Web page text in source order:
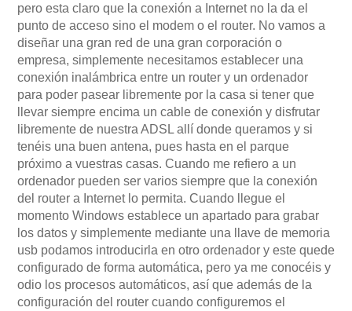
pero esta claro que la conexión a Internet no la da el
punto de acceso sino el modem o el router. No vamos a
diseñar una gran red de una gran corporación o
empresa, simplemente necesitamos establecer una
conexión inalámbrica entre un router y un ordenador
para poder pasear libremente por la casa si tener que
llevar siempre encima un cable de conexión y disfrutar
libremente de nuestra ADSL allí donde queramos y si
tenéis una buen antena, pues hasta en el parque
próximo a vuestras casas. Cuando me refiero a un
ordenador pueden ser varios siempre que la conexión
del router a Internet lo permita. Cuando llegue el
momento Windows establece un apartado para grabar
los datos y simplemente mediante una llave de memoria
usb podamos introducirla en otro ordenador y este quede
configurado de forma automática, pero ya me conocéis y
odio los procesos automáticos, así que además de la
configuración del router cuando configuremos el